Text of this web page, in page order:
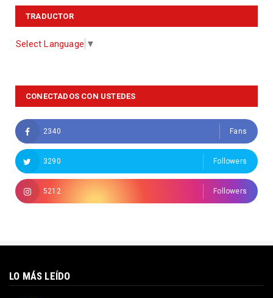
TRADUCTOR
Select Language ▼
CONECTADOS CON USTEDES
2340 Fans
3290 Followers
5212 Followers
LO MÁS LEÍDO